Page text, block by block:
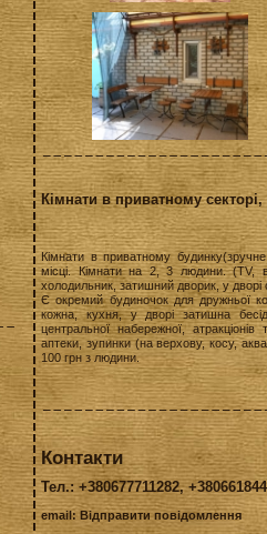
Кімнати в приватному
Кімнати в приватному
місці. Кімнати на 2, 3 людини. (TV,
холодильник, затишний дворик, у дворі
Є окремий будиночок для дружньої
кожна, кухня, у дворі затишна
центральної набережної,
аптеки, зупинки (на верхову, косу,
100 грн з людини.
Контакти
Тел.: +380677711282,
email: Відправити повідомлення